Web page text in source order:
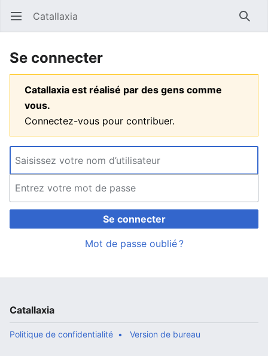
Ouvrir le menu principal Catallaxia
Se connecter
Catallaxia est réalisé par des gens comme
vous.
Connectez-vous pour contribuer.
Se connecter
Mot de passe oublié ?
Catallaxia
Politique de confidentialité Version de bureau